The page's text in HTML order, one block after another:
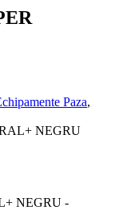
Paza,
NEGRU